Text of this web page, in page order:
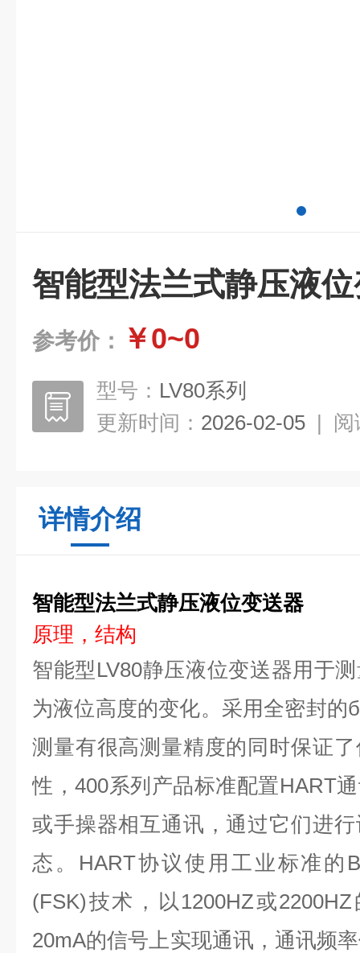
智能型法兰式静压液
参考价： ￥0~0
型号： LV80系列
更新时间： 2026-02-05 | 阅
详情介绍
智能型法兰式静压液位变送器
原理，结构
智能型LV80静压液位变送器用于
为液位高度的变化。采用全密封的
测量有很高测量精度的同时保证
性，400系列产品标准配置HART
或手操器相互通讯，通过它们进
态。HART协议使用工业标准的
(FSK)技术，以1200HZ或
20mA的信号上实现通讯，通讯频